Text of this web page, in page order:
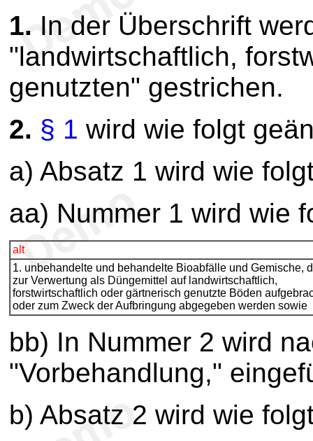
1. In der Überschrift
"landwirtschaftlich,
genutzten" gestrichen.
2. § 1 wird wie folgt
a) Absatz 1 wird wie
aa) Nummer 1 wird wie
alt
1. unbehandelte und behandelte Bioabfälle und Gemische,
zur Verwertung als Düngemittel auf landwirtschaftlich,
forstwirtschaftlich oder gärtnerisch genutzte Böden
oder zum Zweck der Aufbringung abgegeben werden sowie
bb) In Nummer 2 wird
"Vorbehandlung,"
b) Absatz 2 wird wie